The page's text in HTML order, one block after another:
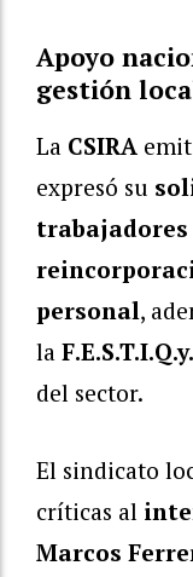
Apoyo
gestión
La CSIRA
expresó su
trabajadores
personal,
la
del sector.
El sindicato
críticas al
Marcos